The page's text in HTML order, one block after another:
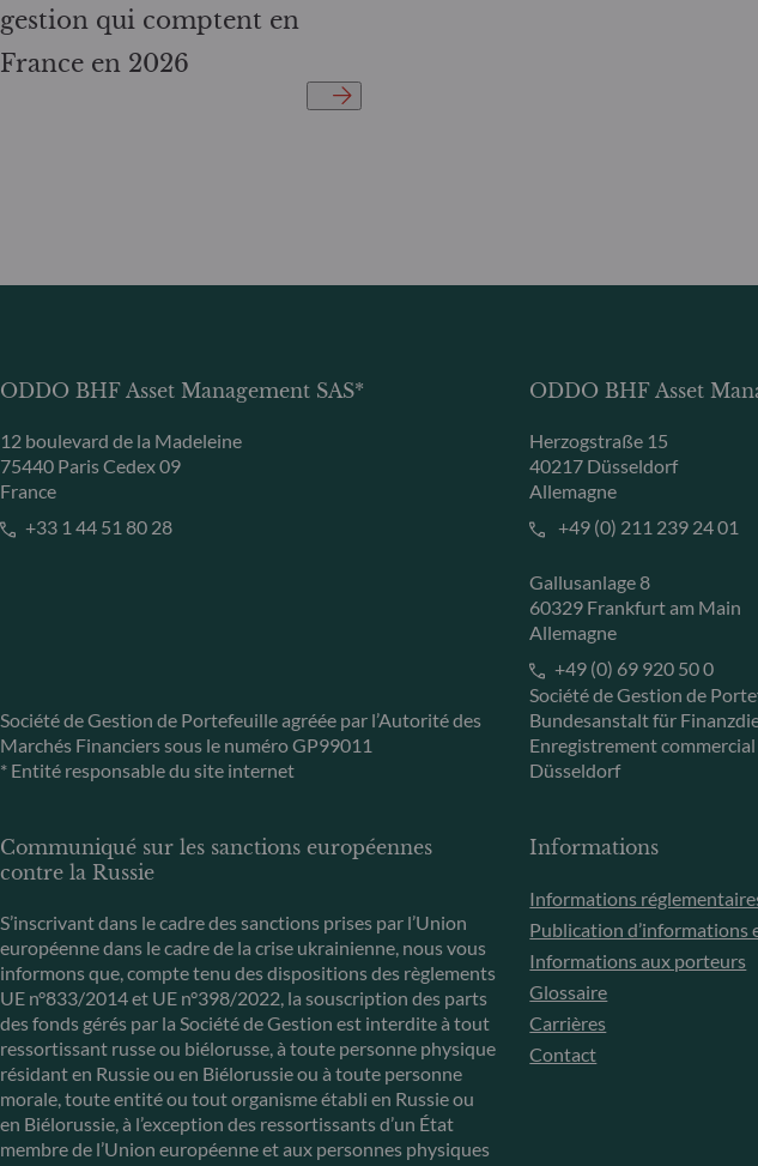
gestion qui comptent en
France en 2026
ODDO BHF Asset Management SAS*
12 boulevard de la Madeleine
75440 Paris Cedex 09
France
+33 1 44 51 80 28
Société de Gestion de Portefeuille agréée par l’Autorité des
Marchés Financiers sous le numéro GP99011
* Entité responsable du site internet
ODDO BHF Asset
Herzogstraße 15
40217 Düsseldorf
Allemagne
+49 (0) 211 239 24 01
Gallusanlage 8
60329 Frankfurt am Main
Allemagne
+49 (0) 69 920 50 0
Société de Gestion de
Bundesanstalt für
Enregistrement
Düsseldorf
Communiqué sur les sanctions européennes
contre la Russie
S’inscrivant dans le cadre des sanctions prises par l’Union
européenne dans le cadre de la crise ukrainienne, nous vous
informons que, compte tenu des dispositions des règlements
UE n°833/2014 et UE n°398/2022, la souscription des parts
des fonds gérés par la Société de Gestion est interdite à tout
ressortissant russe ou biélorusse, à toute personne physique
résidant en Russie ou en Biélorussie ou à toute personne
morale, toute entité ou tout organisme établi en Russie ou
en Biélorussie, à l’exception des ressortissants d’un État
membre de l’Union européenne et aux personnes physiques
Informations
Informations
Publication d’informations
Informations aux porteurs
Glossaire
Carrières
Contact